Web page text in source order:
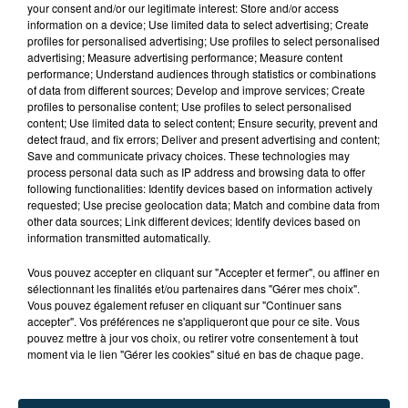
TITRES DIFFUSÉS
12h52
12h52 12h49
12h49
your consent and/or our legitimate interest: Store and/or access
information on a device; Use limited data to select advertising; Create
profiles for personalised advertising; Use profiles to select personalised
advertising; Measure advertising performance; Measure content
performance; Understand audiences through statistics or combinations
of data from different sources; Develop and improve services; Create
profiles to personalise content; Use profiles to select personalised
content; Use limited data to select content; Ensure security, prevent and
detect fraud, and fix errors; Deliver and present advertising and content;
Save and communicate privacy choices. These technologies may
process personal data such as IP address and browsing data to offer
following functionalities: Identify devices based on information actively
requested; Use precise geolocation data; Match and combine data from
other data sources; Link different devices; Identify devices based on
information transmitted automatically.
Vous pouvez accepter en cliquant sur "Accepter et fermer", ou affiner en
sélectionnant les finalités et/ou partenaires dans "Gérer mes choix".
Vous pouvez également refuser en cliquant sur "Continuer sans
accepter". Vos préférences ne s'appliqueront que pour ce site. Vous
pouvez mettre à jour vos choix, ou retirer votre consentement à tout
moment via le lien "Gérer les cookies" situé en bas de chaque page.